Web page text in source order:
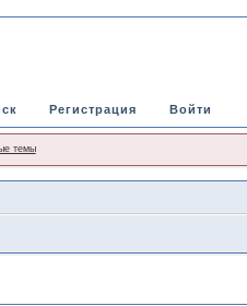
Регистрация Войти
темы